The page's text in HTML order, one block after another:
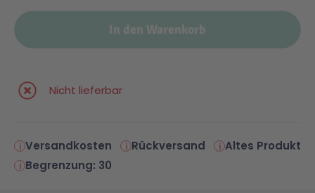
Minecraft™
Minifiguren
Speed Champions
NOVELMORE
Sports Action
Wiltopia
In den Warenkorb
Nicht lieferbar
Versandkosten Rückversand
Altes Produkt
Begrenzung: 30